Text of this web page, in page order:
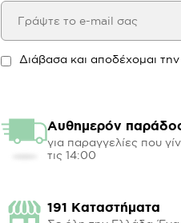
Διάβασα και αποδέχομαι
Αυθημερόν
για παραγγελίες που
τις 14:00
191 Καταστήματα